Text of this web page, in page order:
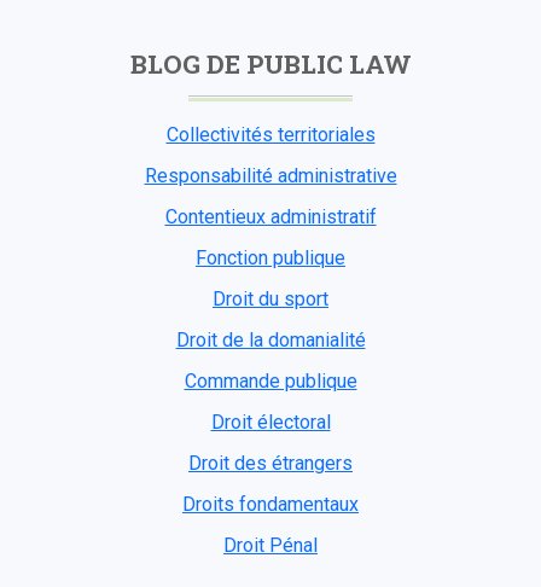
BLOG DE PUBLIC LAW
Collectivités territoriales
Responsabilité administrative
Contentieux administratif
Fonction publique
Droit du sport
Droit de la domanialité
Commande publique
Droit électoral
Droit des étrangers
Droits fondamentaux
Droit Pénal